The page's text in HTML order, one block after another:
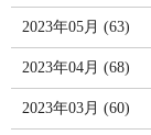
2023年05月 (63)
2023年04月 (68)
2023年03月 (60)